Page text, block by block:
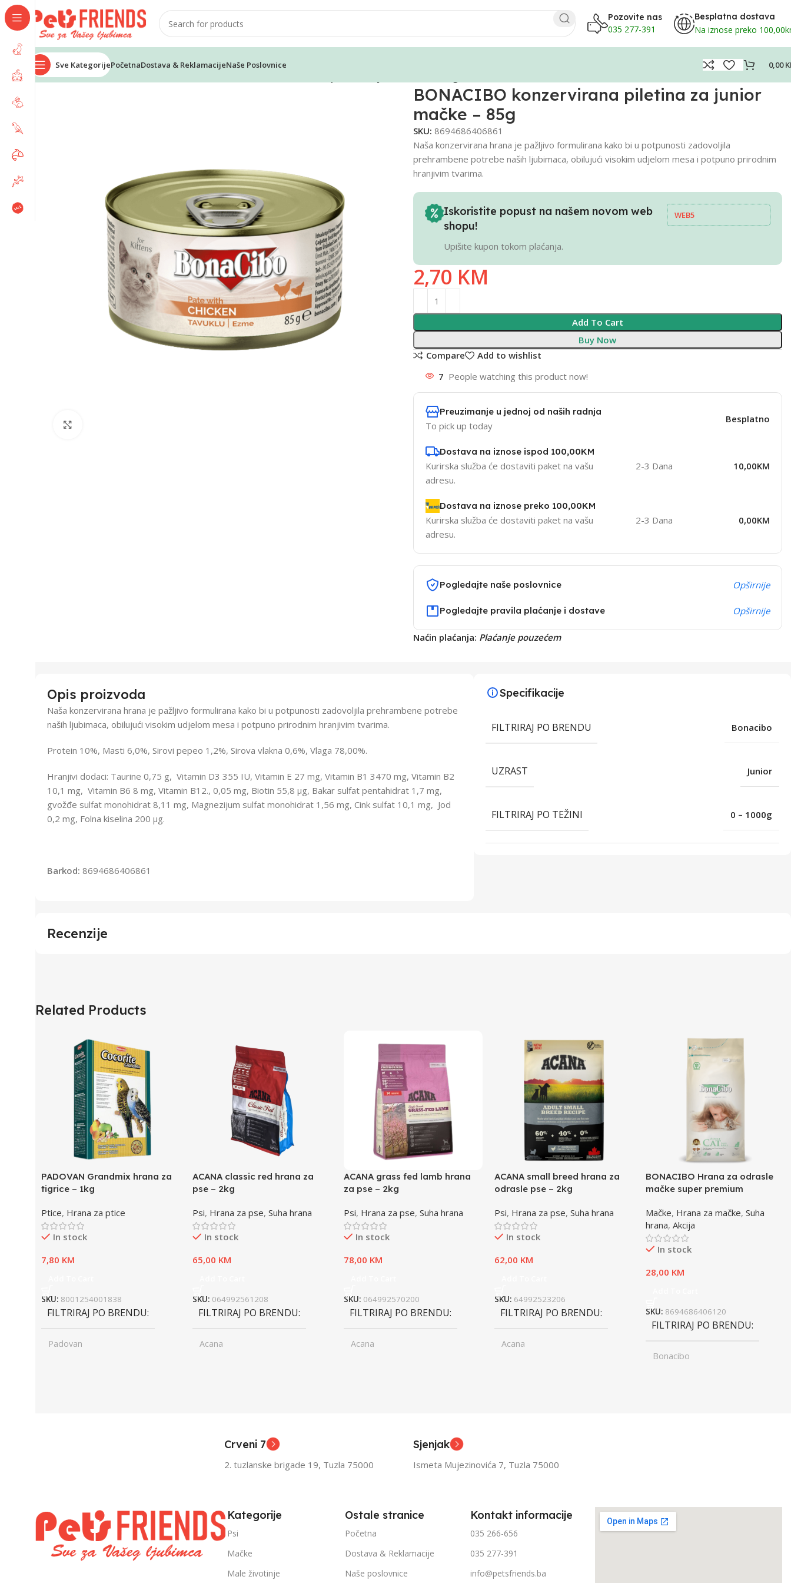
Pozovite nas
035 277-391
Besplatna dostava
Na iznose preko
Sve KategorijePočetnaDostava & ReklamacijeNaše Poslovnice 0,00
Home Mačke Hrana za mačke
BONACIBO konzervirana piletina za junior
mačke – 85g
SKU: 8694686406861
Naša konzervirana hrana je pažljivo formulirana kako bi u potpunosti zadovoljila
prehrambene potrebe naših ljubimaca, obilujući visokim udjelom mesa i potpuno prirodnim
hranjivim tvarima.
Iskoristite popust na našem novom web
shopu!
Upišite kupon tokom plaćanja.
WEB5
2,70 KM
Add To Cart
Buy Now
Compare
Add to wishlist
7 People watching this product now!
Preuzimanje u jednoj od naših radnja
To pick up today
Besplatno
Dostava na iznose ispod 100,00KM
Kurirska služba će dostaviti paket na vašu
adresu.
2-3 Dana 10,00KM
Dostava na iznose preko 100,00KM
Kurirska služba će dostaviti paket na vašu
adresu.
2-3 Dana 0,00KM
Pogledajte naše poslovnice Opširnije
Pogledajte pravila plaćanje i dostave Opširnije
Naćin plaćanja: Plaćanje pouzećem
Opis proizvoda
Naša konzervirana hrana je pažljivo formulirana kako bi u potpunosti zadovoljila prehrambene potrebe
naših ljubimaca, obilujući visokim udjelom mesa i potpuno prirodnim hranjivim tvarima.
Protein 10%, Masti 6,0%, Sirovi pepeo 1,2%, Sirova vlakna 0,6%, Vlaga 78,00%.
Hranjivi dodaci: Taurine 0,75 g, Vitamin D3 355 IU, Vitamin E 27 mg, Vitamin B1 3470 mg, Vitamin B2
10,1 mg, Vitamin B6 8 mg, Vitamin B12., 0,05 mg, Biotin 55,8 μg, Bakar sulfat pentahidrat 1,7 mg,
gvožđe sulfat monohidrat 8,11 mg, Magnezijum sulfat monohidrat 1,56 mg, Cink sulfat 10,1 mg, Jod
0,2 mg, Folna kiselina 200 μg.
Barkod: 8694686406861
Specifikacije
FILTRIRAJ PO BRENDU Bonacibo
UZRAST Junior
FILTRIRAJ PO TEŽINI 0 – 1000g
Recenzije
Related Products
PADOVAN Grandmix hrana za
tigrice – 1kg
Ptice, Hrana za ptice
In stock
7,80 KM
SKU: 8001254001838
FILTRIRAJ PO BRENDU
Padovan
ACANA classic red hrana za
pse – 2kg
Psi, Hrana za pse, Suha hrana
In stock
65,00 KM
SKU: 064992561208
FILTRIRAJ PO BRENDU
Acana
FILTRIRAJ PO TEŽINI
ACANA grass fed lamb hrana
za pse – 2kg
Psi, Hrana za pse, Suha hrana
In stock
78,00 KM
SKU: 064992570200
FILTRIRAJ PO BRENDU
Acana
FILTRIRAJ PO TEŽINI
ACANA small breed hrana za
odrasle pse – 2kg
Psi, Hrana za pse,Suha hrana
In stock
62,00 KM
SKU: 64992523206
FILTRIRAJ PO BRENDU
Acana
BONACIBO Hrana za odrasle
mačke super premium
Mačke, Hrana za mačke,Suha
hrana,Akcija
In stock
28,00 KM
SKU: 8694686406120
FILTRIRAJ PO BRENDU
Bonacibo
Crveni 7
2. tuzlanske brigade 19, Tuzla 75000
Sjenjak
Ismeta Mujezinovića 7, Tuzla 75000
Kategorije
Psi
Mačke
Male životinje
Ostale stranice
Početna
Dostava & Reklamacije
Naše poslovnice
Kontakt informacije
035 266-656
035 277-391
info@petsfriends.ba